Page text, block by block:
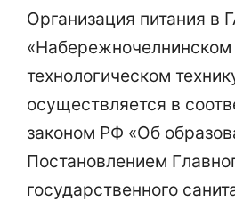
Организация питания в
«Набережночелнинском
технологическом
осуществляется в
законом РФ «Об
Постановлением
государственного